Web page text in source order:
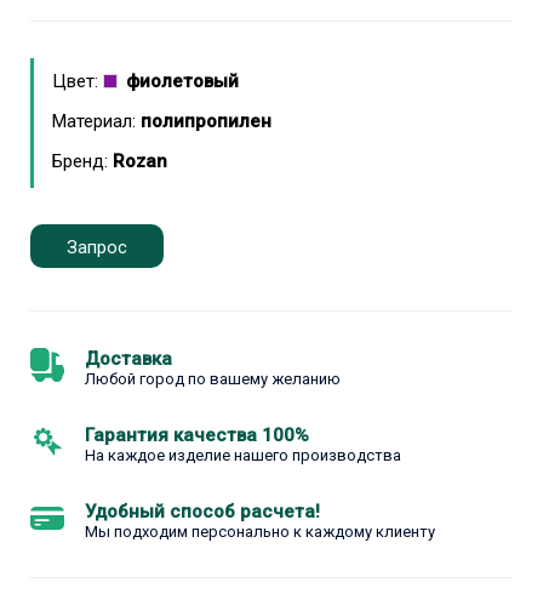
Цвет:
фиолетовый
Материал: полипропилен
Бренд: Rozan
Запрос
Доставка
Любой город по вашему желанию
Гарантия качества 100%
На каждое изделие нашего производства
Удобный способ расчета!
Мы подходим персонально к каждому клиенту